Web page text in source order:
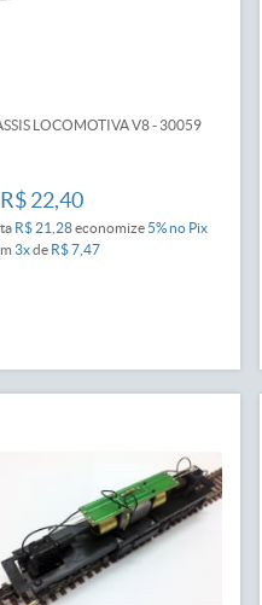
LOCOMOTIVA V8 - 30059
R$ 22,40
R$ 21,28economize 5%no Pix
3xde R$ 7,47